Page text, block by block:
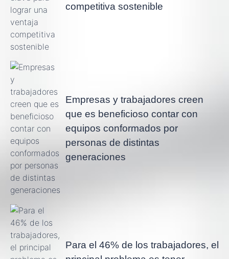
competitiva sostenible
Empresas y trabajadores creen
que es beneficioso contar con
equipos conformados por
personas de distintas
generaciones
Para el 46% de los trabajadores, el